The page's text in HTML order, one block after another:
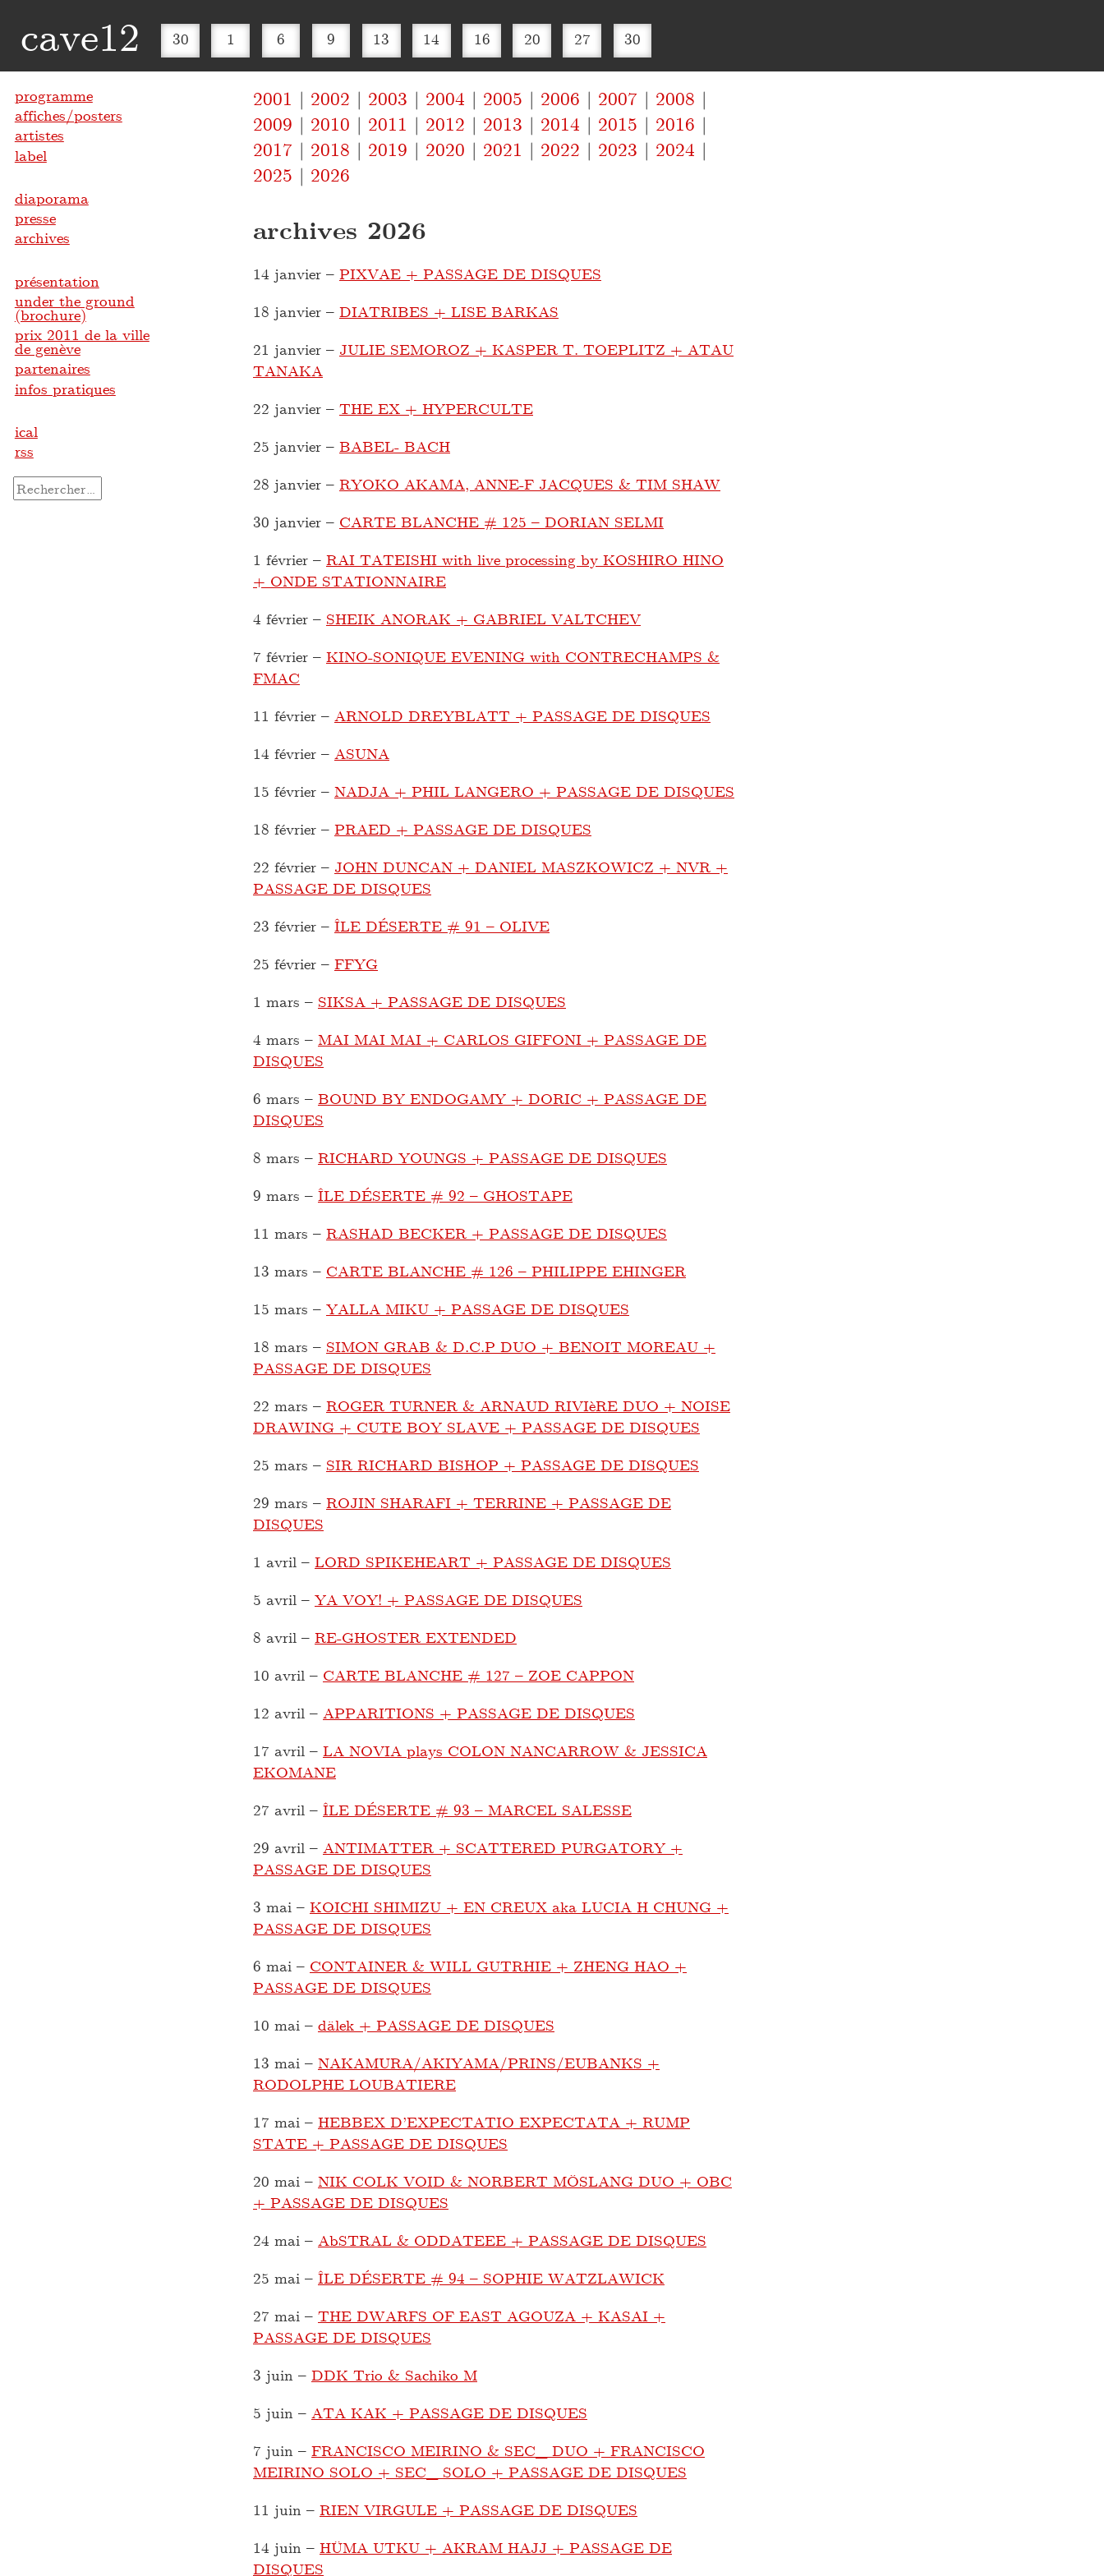
cave12 30 1 6 9 13 14 16 20 27 30
2001 2002 2003 2004 2005 2006 2007
2008
2009
2010 2011 2012 2013 2014 2015
2016
2017
2018 2019 2020 2021 2022 2023
2024
2025
2026
archives 2026
14 janvier – PIXVAE + PASSAGE DE DISQUES
18 janvier – DIATRIBES + LISE BARKAS
21 janvier – JULIE SEMOROZ + KASPER T. TOEPLITZ + ATAU
TANAKA
22 janvier – THE EX + HYPERCULTE
25 janvier – BABEL- BACH
28 janvier – RYOKO AKAMA, ANNE-F JACQUES & TIM SHAW
30 janvier – CARTE BLANCHE # 125 – DORIAN SELMI
1 février – RAI TATEISHI with live processing by KOSHIRO HINO
+ ONDE STATIONNAIRE
4 février – SHEIK ANORAK + GABRIEL VALTCHEV
7 février – KINO-SONIQUE EVENING with CONTRECHAMPS &
FMAC
11 février – ARNOLD DREYBLATT + PASSAGE DE DISQUES
14 février – ASUNA
15 février – NADJA + PHIL LANGERO + PASSAGE DE DISQUES
18 février – PRAED + PASSAGE DE DISQUES
22 février – JOHN DUNCAN + DANIEL MASZKOWICZ + NVR +
PASSAGE DE DISQUES
23 février – ÎLE DÉSERTE # 91 – OLIVE
25 février – FFYG
1 mars – SIKSA + PASSAGE DE DISQUES
4 mars – MAI MAI MAI + CARLOS GIFFONI + PASSAGE DE
DISQUES
6 mars – BOUND BY ENDOGAMY + DORIC + PASSAGE DE
DISQUES
8 mars – RICHARD YOUNGS + PASSAGE DE DISQUES
9 mars – ÎLE DÉSERTE # 92 – GHOSTAPE
11 mars – RASHAD BECKER + PASSAGE DE DISQUES
13 mars – CARTE BLANCHE # 126 – PHILIPPE EHINGER
15 mars – YALLA MIKU + PASSAGE DE DISQUES
18 mars – SIMON GRAB & D.C.P DUO + BENOIT MOREAU +
PASSAGE DE DISQUES
22 mars – ROGER TURNER & ARNAUD RIVIèRE DUO + NOISE
DRAWING + CUTE BOY SLAVE + PASSAGE DE DISQUES
25 mars – SIR RICHARD BISHOP + PASSAGE DE DISQUES
29 mars – ROJIN SHARAFI + TERRINE + PASSAGE DE
DISQUES
1 avril – LORD SPIKEHEART + PASSAGE DE DISQUES
5 avril – YA VOY! + PASSAGE DE DISQUES
8 avril – RE-GHOSTER EXTENDED
10 avril – CARTE BLANCHE # 127 – ZOE CAPPON
12 avril – APPARITIONS + PASSAGE DE DISQUES
17 avril – LA NOVIA plays COLON NANCARROW & JESSICA
EKOMANE
27 avril – ÎLE DÉSERTE # 93 – MARCEL SALESSE
29 avril – ANTIMATTER + SCATTERED PURGATORY +
PASSAGE DE DISQUES
3 mai – KOICHI SHIMIZU + EN CREUX aka LUCIA H CHUNG +
PASSAGE DE DISQUES
6 mai – CONTAINER & WILL GUTRHIE + ZHENG HAO +
PASSAGE DE DISQUES
10 mai – dälek + PASSAGE DE DISQUES
13 mai – NAKAMURA/AKIYAMA/PRINS/EUBANKS +
RODOLPHE LOUBATIERE
17 mai – HEBBEX D’EXPECTATIO EXPECTATA + RUMP
STATE + PASSAGE DE DISQUES
20 mai – NIK COLK VOID & NORBERT MÖSLANG DUO + OBC
+ PASSAGE DE DISQUES
24 mai – AbSTRAL & ODDATEEE + PASSAGE DE DISQUES
25 mai – ÎLE DÉSERTE # 94 – SOPHIE WATZLAWICK
27 mai – THE DWARFS OF EAST AGOUZA + KASAI +
PASSAGE DE DISQUES
3 juin – DDK Trio & Sachiko M
5 juin – ATA KAK + PASSAGE DE DISQUES
7 juin – FRANCISCO MEIRINO & SEC_ DUO + FRANCISCO
MEIRINO SOLO + SEC_ SOLO + PASSAGE DE DISQUES
11 juin – RIEN VIRGULE + PASSAGE DE DISQUES
14 juin – HÜMA UTKU + AKRAM HAJJ + PASSAGE DE
DISQUES
programme
affiches/posters
artistes
label
diaporama
presse
archives
présentation
under the ground
(brochure)
prix 2011 de la ville
de genève
partenaires
infos pratiques
ical
rss
Rechercher :